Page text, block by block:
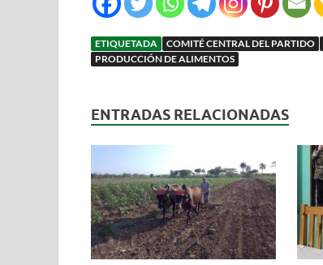
ETIQUETADA COMITÉ CENTRAL DEL PARTIDO
PRODUCCIÓN DE ALIMENTOS
ENTRADAS RELACIONADAS